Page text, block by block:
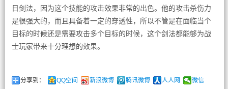
日剑法，因为这个技能的攻击效果非常的出色。他的攻击杀伤力
是很强大的，而且具备着一定的穿透性，所以不管是在面临当个
目标的时候还是需要攻击多个目标的时候，这个剑法都能够为战
士玩家带来十分理想的效果。
分享到： QQ空间 新浪微博 腾讯微博 人人网 微信